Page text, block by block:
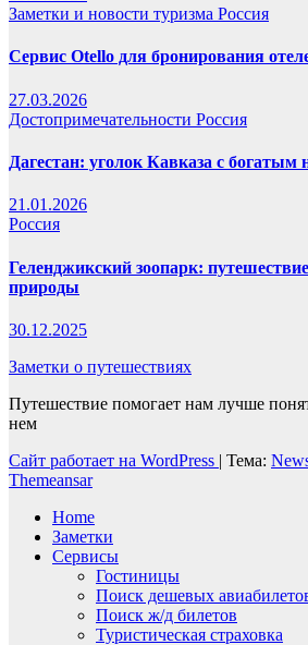
Заметки и новости туризма Россия
Сервис Otello для бронирования
27.03.2026
Достопримечательности Россия
Дагестан: уголок Кавказа с богатым
21.01.2026
Россия
Геленджикский зоопарк:
природы
30.12.2025
Заметки о путешествиях
Путешествие помогает нам лучше
нем
Сайт работает на WordPress | Тема:
Themeansar
Home
Заметки
Сервисы
Гостиницы
Поиск дешевых
Поиск ж/д билетов
Туристическая страховка